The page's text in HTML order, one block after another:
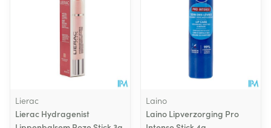
Lierac
Lierac Hydragenist
Laino
Laino Lipverzorging Pro